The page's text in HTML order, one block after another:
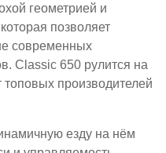
геометрией и
позволяет
современных
Classic 650 рулится на
производителей
езду на нём